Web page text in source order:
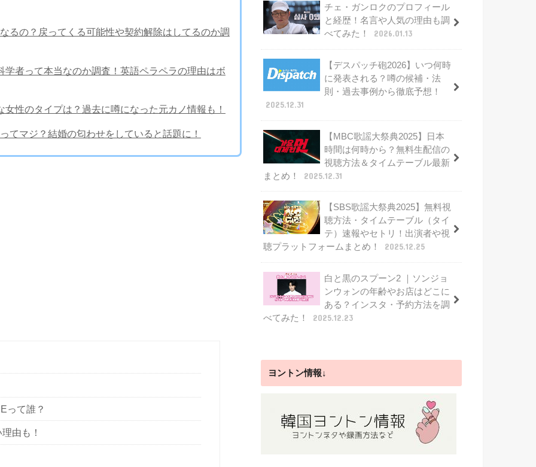
るの？戻ってくる可能性や契約解除はしてるのか調
者って本当なのか調査！英語ペラペラの理由はボ
性のタイプは？過去に噂になった元カノ情報も！
てマジ？結婚の匂わせをしていると話題に！
って誰？
由も！
チェ・ガンロクのプロフィール
と経歴！名言や人気の理由も調
べてみた！
2026.01.13
【デスパッチ砲2026】いつ何時
に発表される？噂の候補・法
則・過去事例から徹底予想！
2025.12.31
【MBC歌謡大祭典2025】日本
時間は何時から？無料生配信の
視聴方法＆タイムテーブル最新
まとめ！
2025.12.31
【SBS歌謡大祭典2025】無料視
聴方法・タイムテーブル（タイ
テ）速報やセトリ！出演者や視
聴プラットフォームまとめ！
2025.12.25
白と黒のスプーン2 ｜ソンジョ
ンウォンの年齢やお店はどこに
ある？インスタ・予約方法を調
べてみた！
2025.12.23
ヨントン情報↓